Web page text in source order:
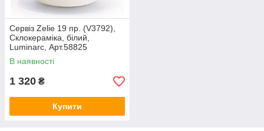
Сервіз Zelie 19 пр. (V3792),
Склокераміка, білий,
Luminarc, Арт.58825
В наявності
1 320 ₴
Купити